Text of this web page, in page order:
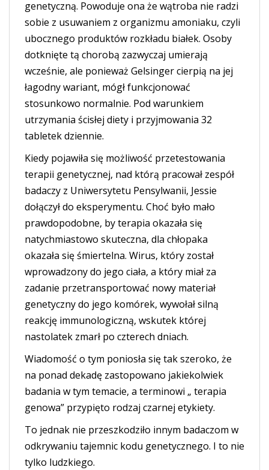
genetyczną. Powoduje ona że wątroba nie radzi
sobie z usuwaniem z organizmu amoniaku, czyli
ubocznego produktów rozkładu białek. Osoby
dotknięte tą chorobą zazwyczaj umierają
wcześnie, ale ponieważ Gelsinger cierpią na jej
łagodny wariant, mógł funkcjonować
stosunkowo normalnie. Pod warunkiem
utrzymania ścisłej diety i przyjmowania 32
tabletek dziennie.
Kiedy pojawiła się możliwość przetestowania
terapii genetycznej, nad którą pracował zespół
badaczy z Uniwersytetu Pensylwanii, Jessie
dołączył do eksperymentu. Choć było mało
prawdopodobne, by terapia okazała się
natychmiastowo skuteczna, dla chłopaka
okazała się śmiertelna. Wirus, który został
wprowadzony do jego ciała, a który miał za
zadanie przetransportować nowy materiał
genetyczny do jego komórek, wywołał silną
reakcję immunologiczną, wskutek której
nastolatek zmarł po czterech dniach.
Wiadomość o tym poniosła się tak szeroko, że
na ponad dekadę zastopowano jakiekolwiek
badania w tym temacie, a terminowi „ terapia
genowa” przypięto rodzaj czarnej etykiety.
To jednak nie przeszkodziło innym badaczom w
odkrywaniu tajemnic kodu genetycznego. I to nie
tylko ludzkiego.